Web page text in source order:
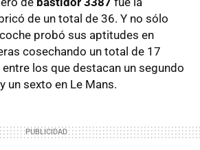
de un total de 36. Y no sólo
probó sus aptitudes en
cosechando un total de 17
los que destacan un segundo
un sexto en Le Mans.